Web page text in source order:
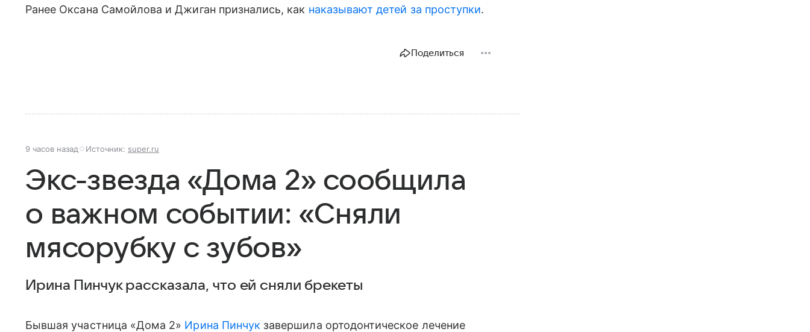
Ранее Оксана Самойлова и Джиган признались, как наказывают детей за проступки.
Поделиться
9 часов назад Источник: super.ru
Экс-звезда «Дома 2» сообщила
о важном событии: «Сняли
мясорубку с зубов»
Ирина Пинчук рассказала, что ей сняли брекеты
Бывшая участница «Дома 2» Ирина Пинчук завершила ортодонтическое лечение